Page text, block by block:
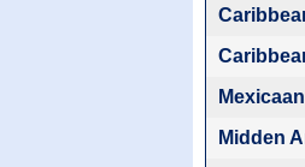
Midden